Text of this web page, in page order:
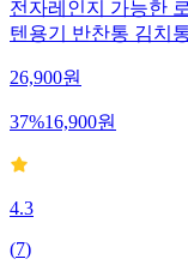
전자레인지 가능한
텐용기 반찬통 김치
26,900원
37%16,900원
4.3
(7)